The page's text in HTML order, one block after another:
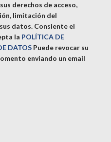
derechos de acceso,
limitación del
datos. Consiente el
la POLÍTICA DE
DATOS Puede revocar su
enviando un email